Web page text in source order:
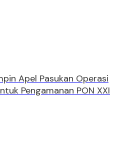
Apel Pasukan Operasi
Pengamanan PON XXI